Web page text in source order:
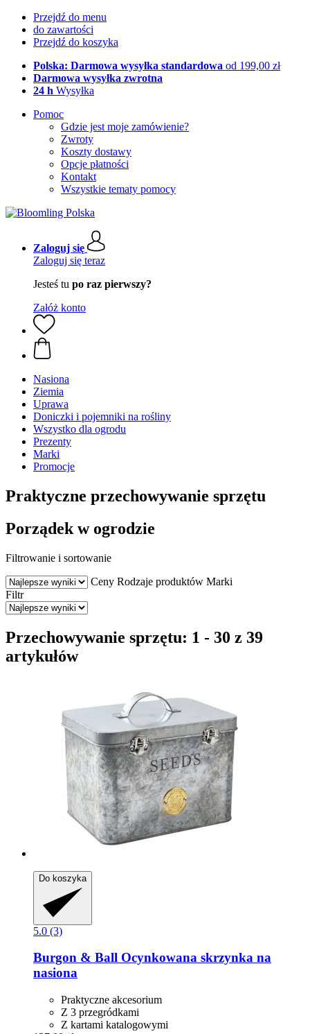
Przejdź do menu
do zawartości
Przejdź do koszyka
Polska: Darmowa wysyłka standardowa od 199,00 zł
Darmowa wysyłka zwrotna
24 h Wysyłka
Pomoc
Gdzie jest moje zamówienie?
Zwroty
Koszty dostawy
Opcje płatności
Kontakt
Wszystkie tematy pomocy
Zaloguj się
Zaloguj się teraz
Jesteś tu po raz pierwszy?
Załóż konto
Nasiona
Ziemia
Uprawa
Doniczki i pojemniki na rośliny
Wszystko dla ogrodu
Prezenty
Marki
Promocje
Praktyczne przechowywanie sprzętu
Porządek w ogrodzie
Filtrowanie i sortowanie
Ceny Rodzaje produktów Marki
Filtr
Przechowywanie sprzętu: 1 - 30 z 39
artykułów
Do koszyka
5.0 (3)
Burgon & Ball Ocynkowana skrzynka na
nasiona
Praktyczne akcesorium
Z 3 przegródkami
Z kartami katalogowymi